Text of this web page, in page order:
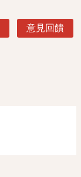
意見回饋